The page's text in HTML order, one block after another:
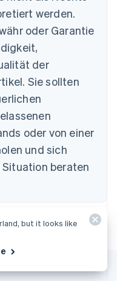
werden.
oder Garantie
der
Sie sollten
oder von einer
und sich
beraten
but it looks like